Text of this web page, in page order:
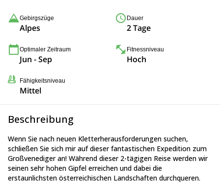
Gebirgszüge
Alpes
Dauer
2 Tage
Optimaler Zeitraum
Jun - Sep
Fitnessniveau
Hoch
Fähigkeitsniveau
Mittel
Beschreibung
Wenn Sie nach neuen Kletterherausforderungen suchen,
schließen Sie sich mir auf dieser fantastischen Expedition zum
Großvenediger an! Während dieser 2-tägigen Reise werden wir
seinen sehr hohen Gipfel erreichen und dabei die
erstaunlichsten österreichischen Landschaften durchqueren.